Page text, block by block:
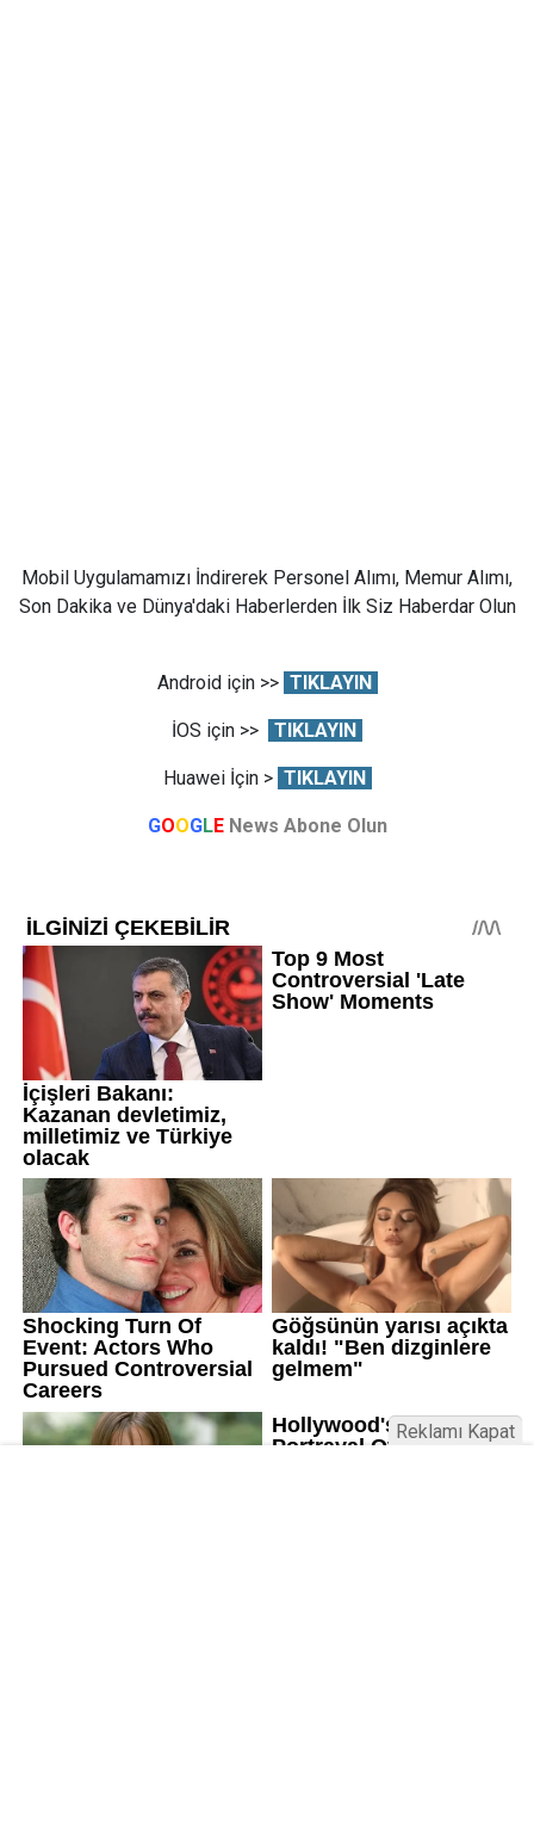
Mobil Uygulamamızı İndirerek Personel Alımı, Memur Alımı,
Son Dakika ve Dünya'daki Haberlerden İlk Siz Haberdar Olun
Android için >> TIKLAYIN
İOS için >> TIKLAYIN
Huawei İçin > TIKLAYIN
GOOGLE News Abone Olun
Reklamı Kapat